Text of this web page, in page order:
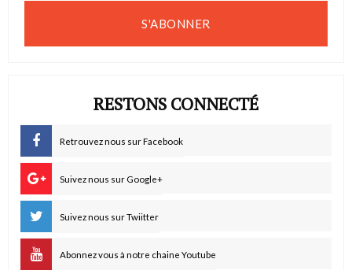
S'ABONNER
RESTONS CONNECTÉ
Retrouvez nous sur Facebook
Suivez nous sur Google+
Suivez nous sur Twiitter
Abonnez vous à notre chaine Youtube